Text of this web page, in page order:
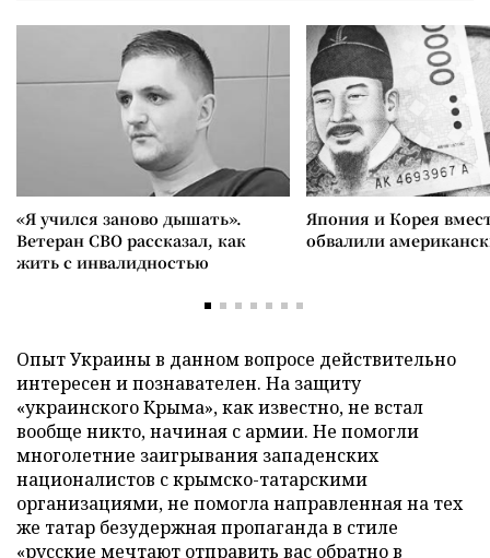
«Я учился заново дышать».
Ветеран СВО рассказал, как
жить с инвалидностью
Япония и Корея
обвалили
Опыт Украины в данном вопросе действительно
интересен и познавателен. На защиту
«украинского Крыма», как известно, не встал
вообще никто, начиная с армии. Не помогли
многолетние заигрывания западенских
националистов с крымско-татарскими
организациями, не помогла направленная на тех
же татар безудержная пропаганда в стиле
«русские мечтают отправить вас обратно в